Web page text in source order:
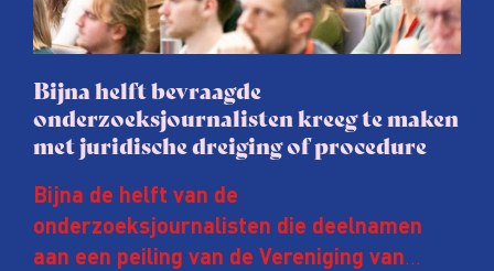
Bijna helft bevraagde
onderzoeksjournalisten kreeg te maken
met juridische dreiging of procedure
Bijna de helft van de
onderzoeksjournalisten die deelnamen
aan een peiling van de Vereniging van